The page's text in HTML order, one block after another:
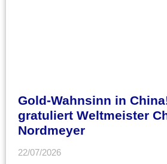
Gold-Wahnsinn in
gratuliert Weltmeister
Nordmeyer
22/07/2026